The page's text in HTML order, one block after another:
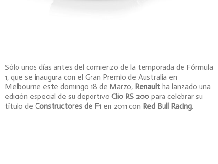
Sólo unos días antes del comienzo de la temporada de Fórmula
1, que se inaugura con el Gran Premio de Australia en
Melbourne este domingo 18 de Marzo, Renault ha lanzado una
edición especial de su deportivo Clio RS 200 para celebrar su
título de Constructores de F1 en 2011 con Red Bull Racing.